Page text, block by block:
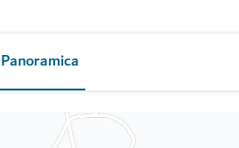
Panoramica